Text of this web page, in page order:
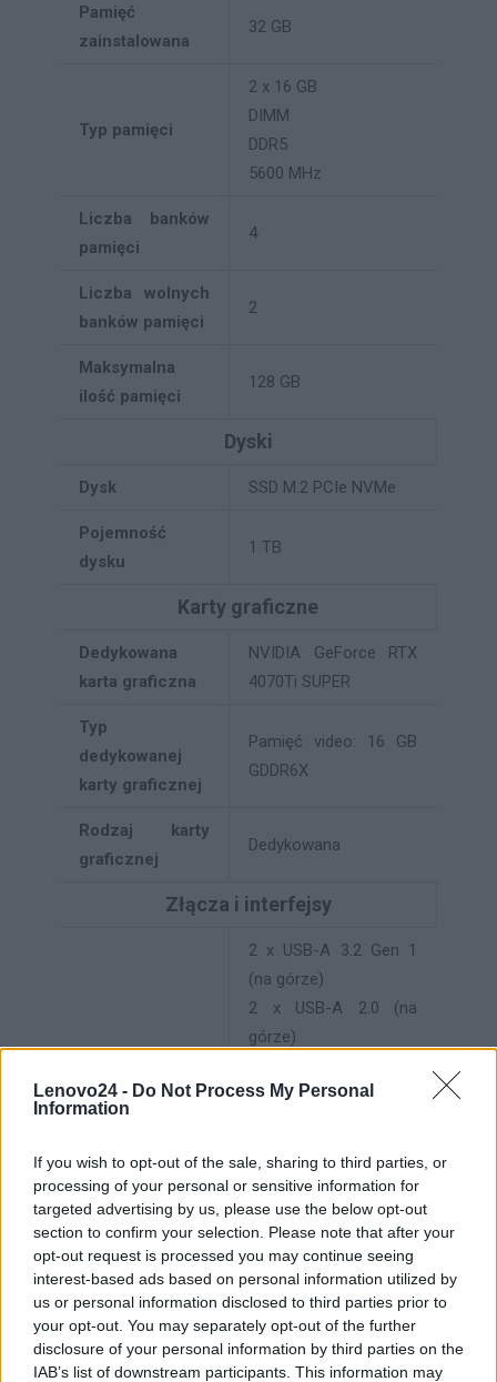
Lenovo24 - Do Not Process My Personal
Information
If you wish to opt-out of the sale, sharing to third parties, or
processing of your personal or sensitive information for
targeted advertising by us, please use the below opt-out
section to confirm your selection. Please note that after your
opt-out request is processed you may continue seeing
interest-based ads based on personal information utilized by
us or personal information disclosed to third parties prior to
your opt-out. You may separately opt-out of the further
disclosure of your personal information by third parties on the
IAB’s list of downstream participants. This information may
Pamięć
zainstalowana
32 GB
Typ pamięci
2 x 16 GB
DIMM
DDR5
5600 MHz
Liczba banków
pamięci
4
Liczba wolnych
banków pamięci
2
Maksymalna
ilość pamięci
128 GB
Dyski
Dysk SSD M.2 PCIe NVMe
Pojemność
dysku
1 TB
Karty graficzne
Dedykowana
karta graficzna
NVIDIA GeForce RTX
4070Ti SUPER
Typ
dedykowanej
karty graficznej
Pamięć video: 16 GB
GDDR6X
Rodzaj karty
graficznej
Dedykowana
Złącza i interfejsy
Interfejsy
2 x USB-A 3.2 Gen 1
(na górze)
2 x USB-A 2.0 (na
górze)
słuchawkowe (na
1 x złącze
mikrofonowe (na
górze)
1 x USB-C 3.2 Gen 2x2
1 x USB-A 3.2 Gen 2
4 x USB-A 3.2 Gen 1
2 x USB-A 2.0
1 x RJ-45